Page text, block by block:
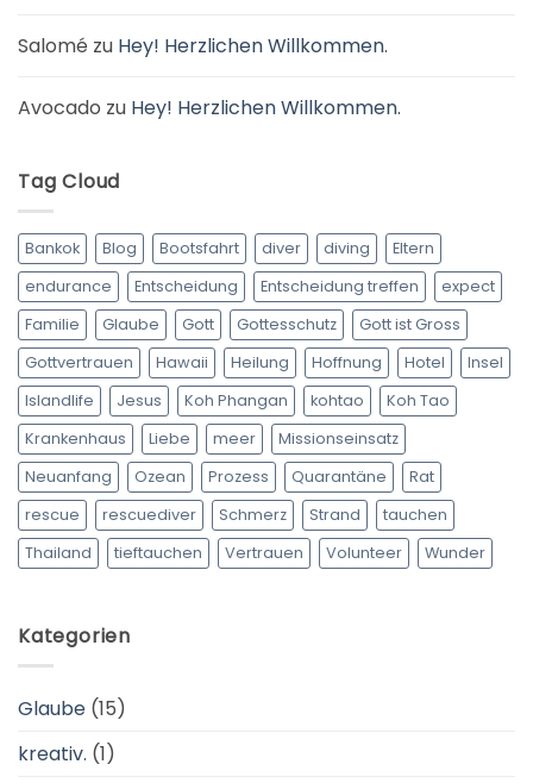
Salomé zu Hey! Herzlichen Willkommen.
Avocado zu Hey! Herzlichen Willkommen.
Tag Cloud
Bankok Blog Bootsfahrt diver diving
Eltern
endurance
Entscheidung Entscheidung treffen
expect
Familie
Glaube Gott Gottesschutz
Gott ist Gross
Gottvertrauen
Hawaii Heilung Hoffnung Hotel
Insel
Islandlife
Jesus Koh Phangan kohtao
Koh Tao
Krankenhaus
Liebe meer
Missionseinsatz
Neuanfang
Ozean Prozess Quarantäne
Rat
rescue
rescuediver Schmerz Strand
tauchen
Thailand
tieftauchen Vertrauen Volunteer Wunder
Kategorien
Glaube (15)
kreativ. (1)